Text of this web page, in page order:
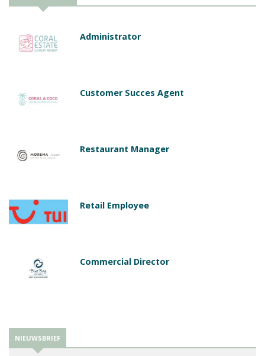
Administrator
Customer Succes Agent
Restaurant Manager
Retail Employee
Commercial Director
NIEUWSBRIEF